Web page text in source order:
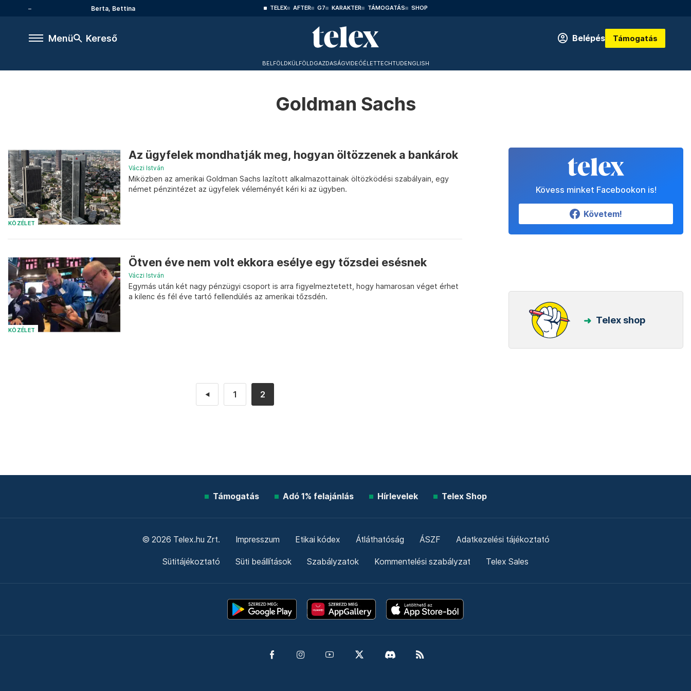
Berta, Bettina TELEX AFTER G7 KARAKTER TÁMOGATÁS SHOP
Menü Kereső Belépés Támogatás
BELFÖLDKÜLFÖLDGAZDASÁGVIDEÓÉLETTECHTUDENGLISH
Goldman Sachs
KÖZÉLET
Az ügyfelek mondhatják meg, hogyan öltözzenek a bankárok
Váczi István
Miközben az amerikai Goldman Sachs lazított alkalmazottainak öltözködési szabályain, egy
német pénzintézet az ügyfelek véleményét kéri ki az ügyben.
KÖZÉLET
Ötven éve nem volt ekkora esélye egy tőzsdei esésnek
Váczi István
Egymás után két nagy pénzügyi csoport is arra figyelmeztetett, hogy hamarosan véget érhet
a kilenc és fél éve tartó fellendülés az amerikai tőzsdén.
◄ 1 2
Kövess minket Facebookon is!
Követem!
Telex shop
Támogatás Adó 1% felajánlás Hírlevelek Telex Shop
© 2026 Telex.hu Zrt. Impresszum Etikai kódex Átláthatóság ÁSZF Adatkezelési tájékoztató
Sütitájékoztató Süti beállítások Szabályzatok Kommentelési szabályzat Telex Sales